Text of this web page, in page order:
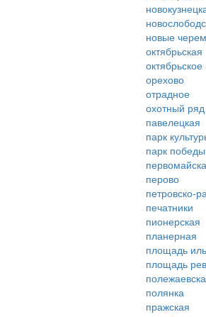
новые
октябрьская
орехово
отрадное
охотный ряд
павелецкая
парк
парк победы
перово
петровско-
печатники
пионерская
планерная
площадь
площадь
полянка
пражская